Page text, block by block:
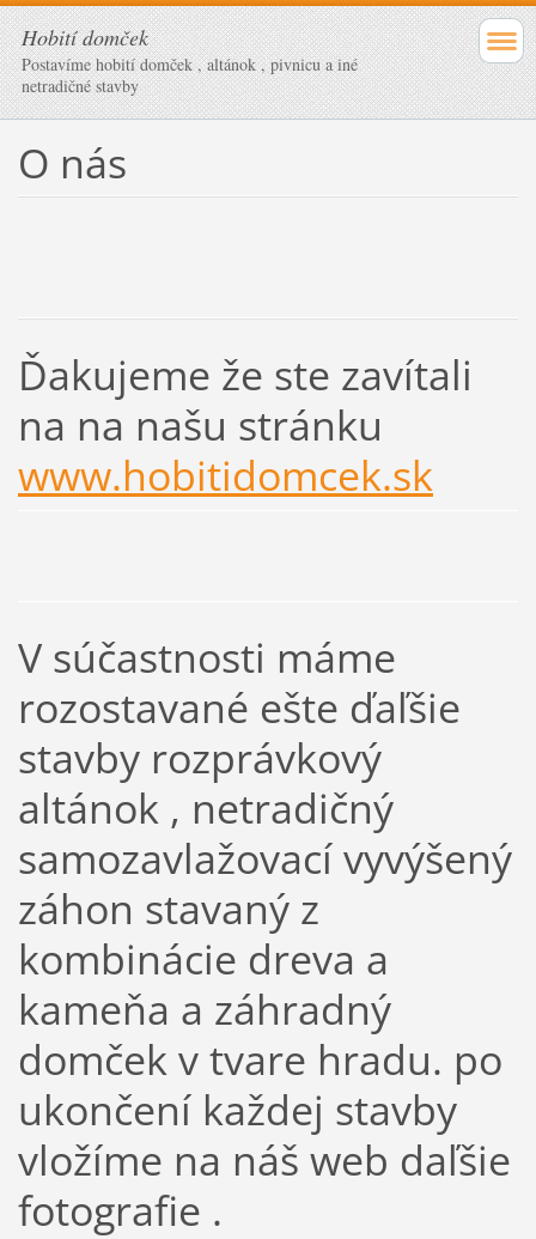
Hobití domček
Postavíme hobití domček , altánok , pivnicu a iné
netradičné stavby
O nás
Ďakujeme že ste zavítali
na na našu stránku
www.hobitidomcek.sk
V súčastnosti máme
rozostavané ešte ďaľšie
stavby rozprávkový
altánok , netradičný
samozavlažovací vyvýšený
záhon stavaný z
kombinácie dreva a
kameňa a záhradný
domček v tvare hradu. po
ukončení každej stavby
vložíme na náš web daľšie
fotografie .